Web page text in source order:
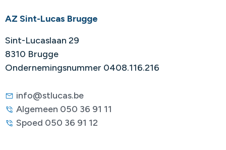
AZ Sint-Lucas Brugge
Sint-Lucaslaan 29
8310 Brugge
Ondernemingsnummer 0408.116.216
info@stlucas.be
Algemeen 050 36 91 11
Spoed 050 36 91 12